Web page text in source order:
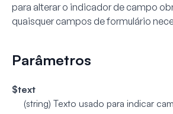
para alterar o indicador de campo
quaisquer campos de formulário
Parâmetros
$text
(string) Texto usado para indicar